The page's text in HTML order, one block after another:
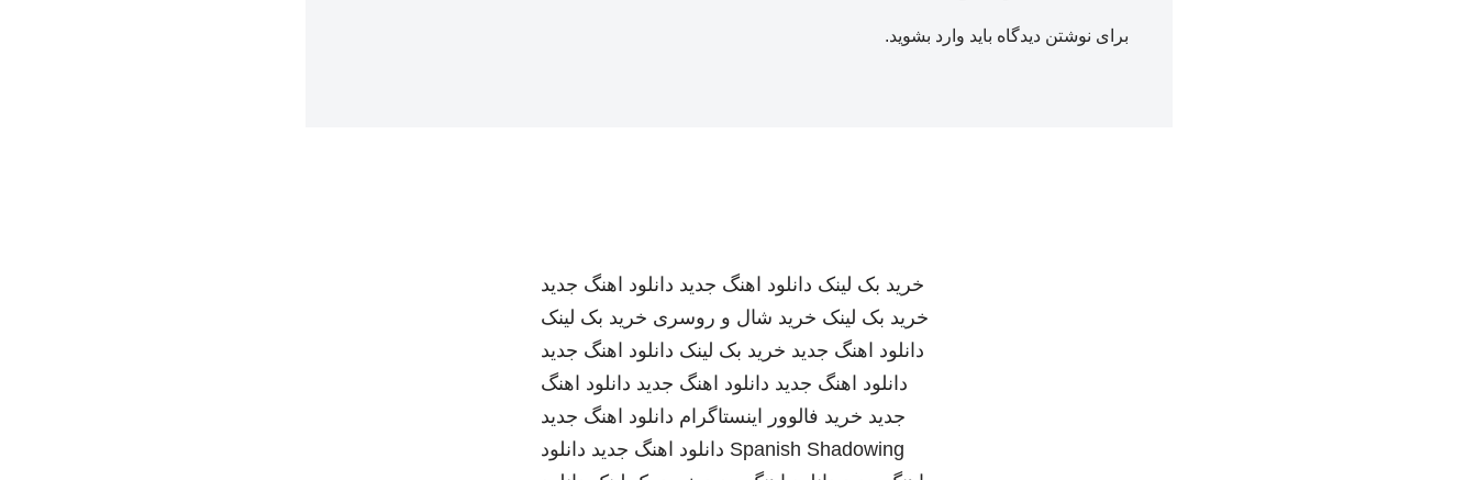
برای نوشتن دیدگاه باید وارد بشوید.
خرید بک لینک دانلود اهنگ جدید دانلود اهنگ جدید
خرید بک لینک خرید شال و روسری خرید بک لینک
دانلود اهنگ جدید خرید بک لینک دانلود اهنگ جدید
دانلود اهنگ جدید دانلود اهنگ جدید دانلود اهنگ
جدید خرید فالوور اینستاگرام دانلود اهنگ جدید
Spanish Shadowing دانلود اهنگ جدید دانلود